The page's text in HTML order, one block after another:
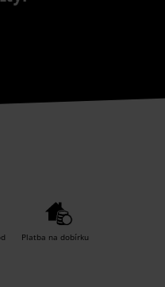
Platba na dobírku